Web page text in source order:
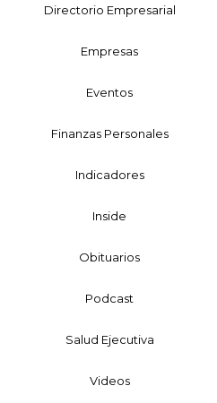
Directorio Empresarial
Empresas
Eventos
Finanzas Personales
Indicadores
Inside
Obituarios
Podcast
Salud Ejecutiva
Videos